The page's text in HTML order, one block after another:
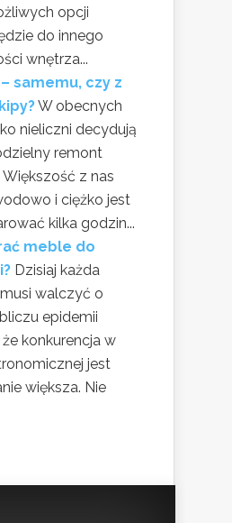
opcji
do innego
wnętrza...
samemu, czy z
W obecnych
nieliczni decydują
remont
Większość z nas
i ciężko jest
kilka godzin...
meble do
Dzisiaj każda
walczyć o
epidemii
konkurencja w
jest
większa. Nie